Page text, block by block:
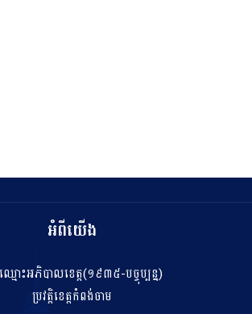
អំពីយើង
មោះអភិបាលខេត្ត(១៩៣៥-បច្ចុប្បន្ន)
ប្រវត្តិខេត្តកំពង់ចាម